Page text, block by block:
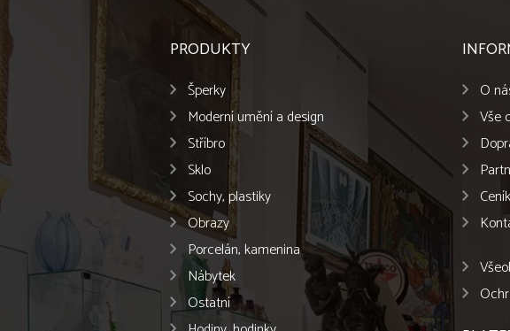
PRODUKTY
Šperky
Moderní umění a design
Stříbro
Sklo
Sochy, plastiky
Obrazy
Porcelán, kamenina
Nábytek
Ostatní
O
Vše